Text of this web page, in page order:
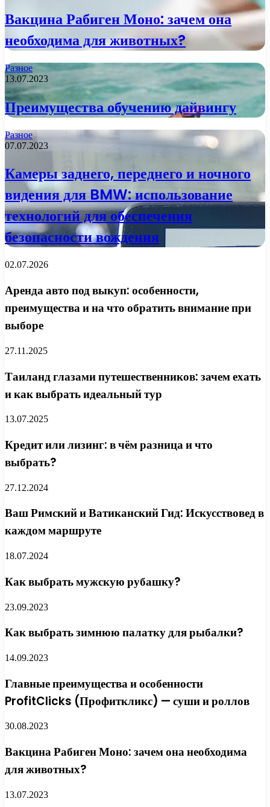
Вакцина Рабиген Моно: зачем она
необходима для животных?
Разное
13.07.2023
Преимущества обучению дайвингу
Разное
07.07.2023
Камеры заднего, переднего и ночного
видения для BMW: использование
технологий для обеспечения
безопасности вождения
02.07.2026
Аренда авто под выкуп: особенности,
преимущества и на что обратить внимание при
выборе
27.11.2025
Таиланд глазами путешественников: зачем ехать
и как выбрать идеальный тур
13.07.2025
Кредит или лизинг: в чём разница и что
выбрать?
27.12.2024
Ваш Римский и Ватиканский Гид: Искусствовед в
каждом маршруте
18.07.2024
Как выбрать мужскую рубашку?
23.09.2023
Как выбрать зимнюю палатку для рыбалки?
14.09.2023
Главные преимущества и особенности
ProfitClicks (Профиткликс) — суши и роллов
30.08.2023
Вакцина Рабиген Моно: зачем она необходима
для животных?
13.07.2023